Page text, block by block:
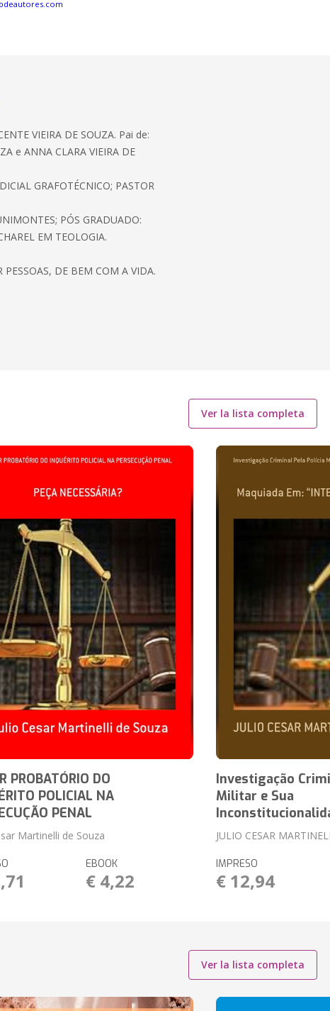
VIEIRA DE SOUZA. Pai de:
e ANNA CLARA VIEIRA DE
GRAFOTÉCNICO; PASTOR
PÓS GRADUADO:
EM TEOLOGIA.
PESSOAS, DE BEM COM A VIDA.
Ver la lista completa
PROBATÓRIO DO
POLICIAL NA
PENAL
Martinelli de Souza
EBOOK
€ 4,22
Investigação
Militar e Sua
JULIO CESAR
IMPRESO
€ 12,94
Ver la lista completa